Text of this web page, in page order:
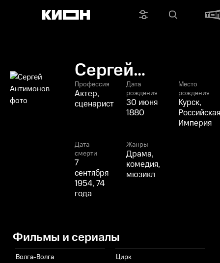
Сергей
Антимонов
Профессия
Актер,
сценарист
Дата
рождения
30 июня
1880
Место
рождения
Курск,
Российская
Империя
Дата
смерти
7
сентября
1954, 74
года
Жанры
Драма,
комедия,
мюзикл
Фильмы и сериалы
Волга-Волга Цирк